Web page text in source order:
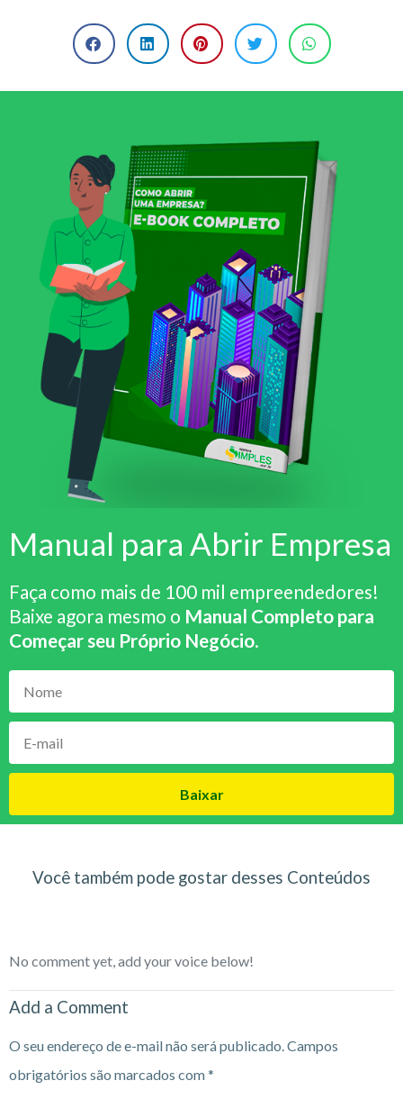
Manual para Abrir Empresa
Faça como mais de 100 mil empreendedores!
Baixe agora mesmo o Manual Completo para
Começar seu Próprio Negócio.
Baixar
Você também pode gostar desses Conteúdos
No comment yet, add your voice below!
Add a Comment
O seu endereço de e-mail não será publicado.Campos
obrigatórios são marcados com*